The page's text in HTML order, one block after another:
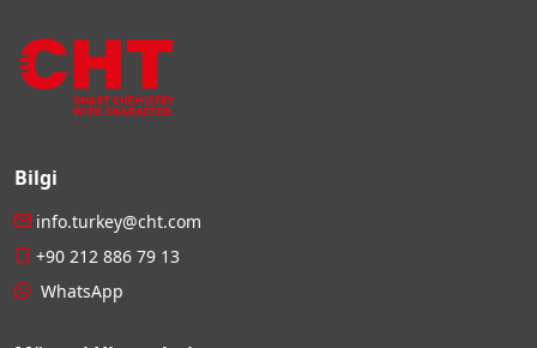
Bilgi
info.turkey@cht.com
+90 212 886 79 13
WhatsApp